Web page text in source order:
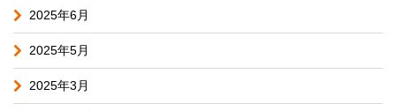
2025年6月
2025年5月
2025年3月